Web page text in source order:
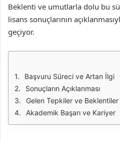
Beklenti ve umutlarla dolu bu
lisans sonuçlarının
geçiyor.
Başvuru Süreci ve Artan İlgi
Sonuçların Açıklanması
Gelen Tepkiler ve Beklentiler
Akademik Başarı ve Kariyer